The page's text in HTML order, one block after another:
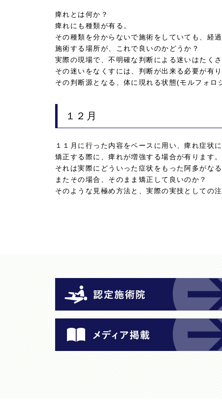
痺れとは何か？
痺れにも種類が有る。
その種類を分からないで施術をしていても、経
施術する場所が、これで良いのかどうか？
実際の現場で、不明確な判断による迷いはたくさ
その迷いをなくすには、判断が出来る必要が有り
その判断源となる、体に現れる状態(モルフォロ
１２月
１１月に行った内容をベースに用い、痺れ症状
矯正する際に、痺れが増強する場合が有ります。
それは実際にどういった症状をもった阿多がな
またその場合、そのまま矯正して良いのか？
そのような見極め方法と、実際の実技としての